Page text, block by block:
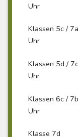
Uhr
Klassen
Uhr
Klassen
Uhr
Klassen
Uhr
Klasse